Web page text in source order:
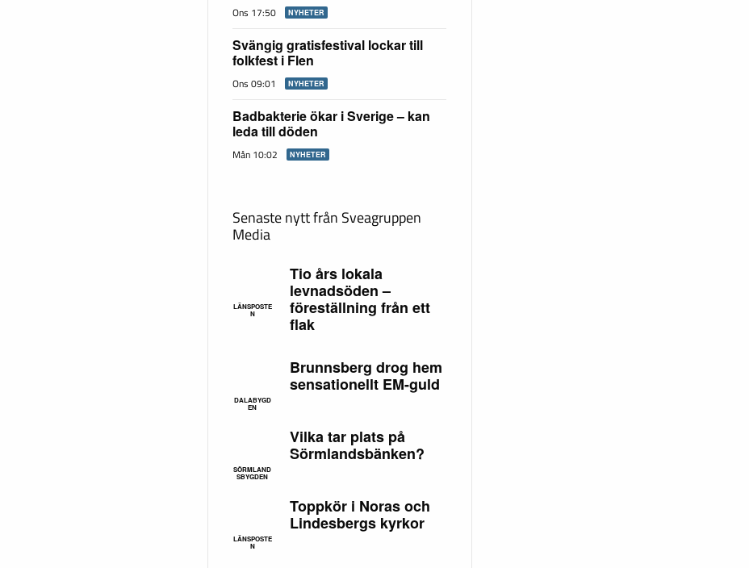
Ons 17:50 NYHETER
Svängig gratisfestival lockar till
folkfest i Flen
Ons 09:01 NYHETER
Badbakterie ökar i Sverige – kan
leda till döden
Mån 10:02 NYHETER
Senaste nytt från Sveagruppen
Media
LÄNSPOSTE
N
Tio års lokala
levnadsöden –
föreställning från ett
flak
DALABYGD
EN
Brunnsberg drog hem
sensationellt EM-guld
SÖRMLAND
SBYGDEN
Vilka tar plats på
Sörmlandsbänken?
LÄNSPOSTE
N
Toppkör i Noras och
Lindesbergs kyrkor